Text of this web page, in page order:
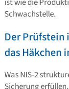
ist wie die
Schwachstelle.
Der
das Häkchen
Was NIS-2
Sicherung